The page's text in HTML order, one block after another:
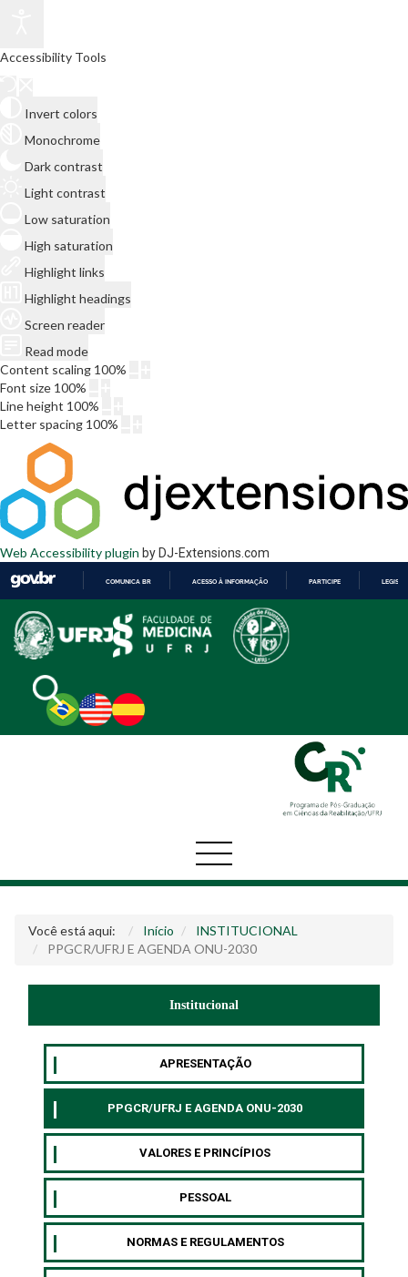
Accessibility Tools
Invert colors
Monochrome
Dark contrast
Light contrast
Low saturation
High saturation
Highlight links
Highlight headings
Screen reader
Read mode
Content scaling 100%
Font size 100%
Line height 100%
Letter spacing 100%
Web Accessibility plugin by DJ-Extensions.com
PARA
O
CONTEÚDO
COMUNICA BR ACESSO À INFORMAÇÃO PARTICIPE
Você está aqui: Início
INSTITUCIONAL
PPGCR/UFRJ E AGENDA ONU-2030
Institucional
APRESENTAÇÃO
PPGCR/UFRJ E AGENDA ONU-2030
VALORES E PRINCÍPIOS
PESSOAL
NORMAS E REGULAMENTOS